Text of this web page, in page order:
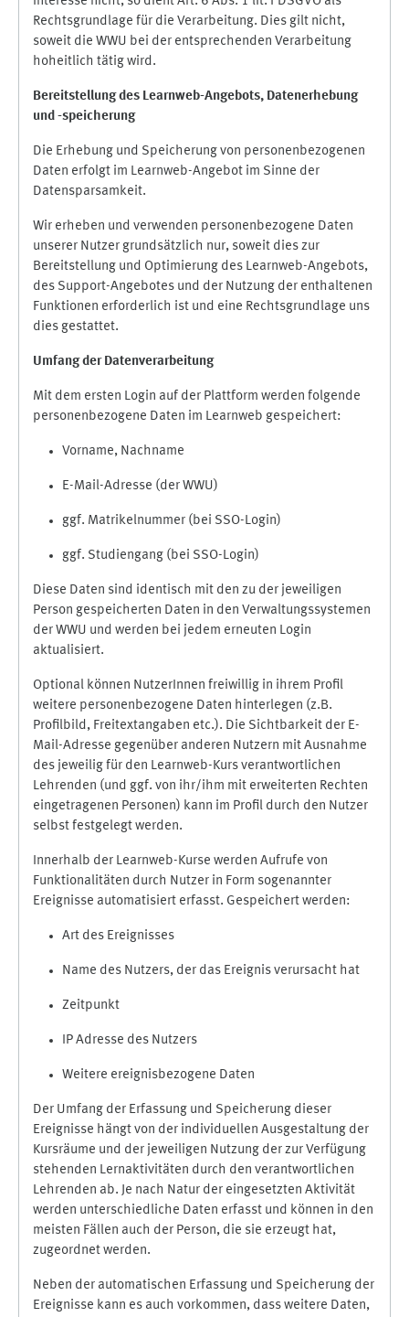
Rechtsgrundlage für die Verarbeitung. Dies gilt nicht,
soweit die WWU bei der entsprechenden Verarbeitung
hoheitlich tätig wird.
Bereitstellung des Learnweb-Angebots, Datenerhebung
und -speicherung
Die Erhebung und Speicherung von personenbezogenen
Daten erfolgt im Learnweb-Angebot im Sinne der
Datensparsamkeit.
Wir erheben und verwenden personenbezogene Daten
unserer Nutzer grundsätzlich nur, soweit dies zur
Bereitstellung und Optimierung des Learnweb-Angebots,
des Support-Angebotes und der Nutzung der enthaltenen
Funktionen erforderlich ist und eine Rechtsgrundlage uns
dies gestattet.
Umfang der Datenverarbeitung
Mit dem ersten Login auf der Plattform werden folgende
personenbezogene Daten im Learnweb gespeichert:
Vorname, Nachname
E-Mail-Adresse (der WWU)
ggf. Matrikelnummer (bei SSO-Login)
ggf. Studiengang (bei SSO-Login)
Diese Daten sind identisch mit den zu der jeweiligen
Person gespeicherten Daten in den Verwaltungssystemen
der WWU und werden bei jedem erneuten Login
aktualisiert.
Optional können NutzerInnen freiwillig in ihrem Profil
weitere personenbezogene Daten hinterlegen (z.B.
Profilbild, Freitextangaben etc.). Die Sichtbarkeit der E-
Mail-Adresse gegenüber anderen Nutzern mit Ausnahme
des jeweilig für den Learnweb-Kurs verantwortlichen
Lehrenden (und ggf. von ihr/ihm mit erweiterten Rechten
eingetragenen Personen) kann im Profil durch den Nutzer
selbst festgelegt werden.
Innerhalb der Learnweb-Kurse werden Aufrufe von
Funktionalitäten durch Nutzer in Form sogenannter
Ereignisse automatisiert erfasst. Gespeichert werden:
Art des Ereignisses
Name des Nutzers, der das Ereignis verursacht hat
Zeitpunkt
IP Adresse des Nutzers
Weitere ereignisbezogene Daten
Der Umfang der Erfassung und Speicherung dieser
Ereignisse hängt von der individuellen Ausgestaltung der
Kursräume und der jeweiligen Nutzung der zur Verfügung
stehenden Lernaktivitäten durch den verantwortlichen
Lehrenden ab. Je nach Natur der eingesetzten Aktivität
werden unterschiedliche Daten erfasst und können in den
meisten Fällen auch der Person, die sie erzeugt hat,
zugeordnet werden.
Neben der automatischen Erfassung und Speicherung der
Ereignisse kann es auch vorkommen, dass weitere Daten,